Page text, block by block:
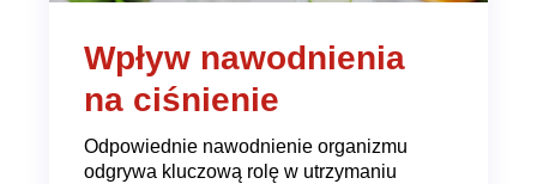
Wpływ nawodnienia
na ciśnienie
Odpowiednie nawodnienie organizmu
odgrywa kluczową rolę w utrzymaniu